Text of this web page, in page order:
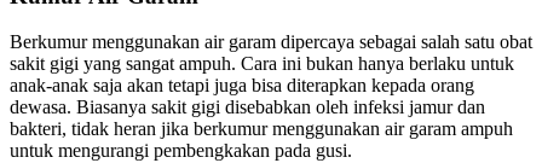
Berkumur menggunakan air garam dipercaya sebagai salah satu obat
sakit gigi yang sangat ampuh. Cara ini bukan hanya berlaku untuk
anak-anak saja akan tetapi juga bisa diterapkan kepada orang
dewasa. Biasanya sakit gigi disebabkan oleh infeksi jamur dan
bakteri, tidak heran jika berkumur menggunakan air garam ampuh
untuk mengurangi pembengkakan pada gusi.